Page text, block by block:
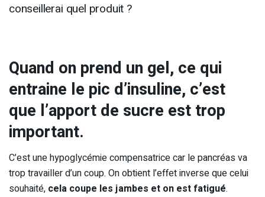
conseillerai quel produit ?
Quand on prend un gel, ce qui
entraine le pic d’insuline, c’est
que l’apport de sucre est trop
important.
C’est une hypoglycémie compensatrice car le pancréas va
trop travailler d’un coup. On obtient l’effet inverse que celui
souhaité, cela coupe les jambes et on est fatigué.